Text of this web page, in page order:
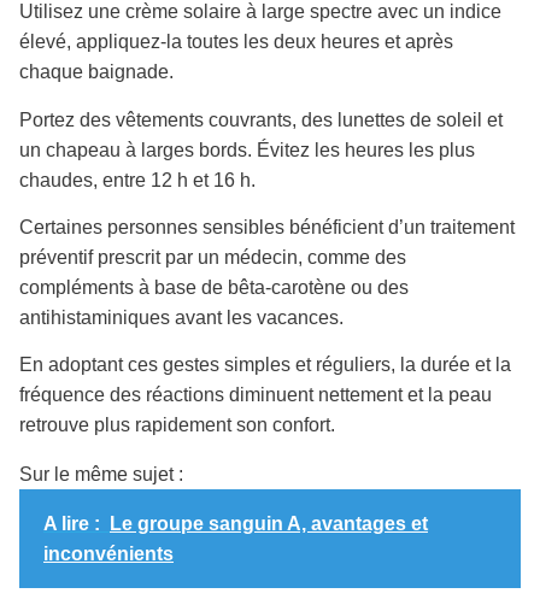
Utilisez une crème solaire à large spectre avec un indice
élevé, appliquez-la toutes les deux heures et après
chaque baignade.
Portez des vêtements couvrants, des lunettes de soleil et
un chapeau à larges bords. Évitez les heures les plus
chaudes, entre 12 h et 16 h.
Certaines personnes sensibles bénéficient d’un traitement
préventif prescrit par un médecin, comme des
compléments à base de bêta-carotène ou des
antihistaminiques avant les vacances.
En adoptant ces gestes simples et réguliers, la durée et la
fréquence des réactions diminuent nettement et la peau
retrouve plus rapidement son confort.
Sur le même sujet :
A lire :
Le groupe sanguin A, avantages et
inconvénients